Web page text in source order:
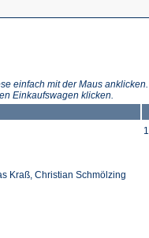
einfach mit der Maus
Einkaufswagen klicken.
Kraß, Christian Schmölzing